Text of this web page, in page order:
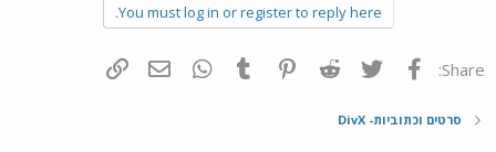
You must log in or register to reply here.
Share: פייסבוק Twitter
Reddit
Pinterest
Tumblr
WhatsAppדואר אלקטרוני
סרטים וכתוביות- DivX